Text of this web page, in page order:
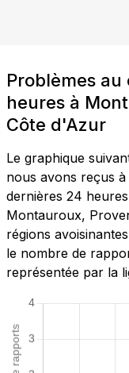
Problèmes
heures à
Côte d'Azur
Le graphique
nous avons reçus
dernières 24
Montauroux,
régions
le nombre de
représentée par la